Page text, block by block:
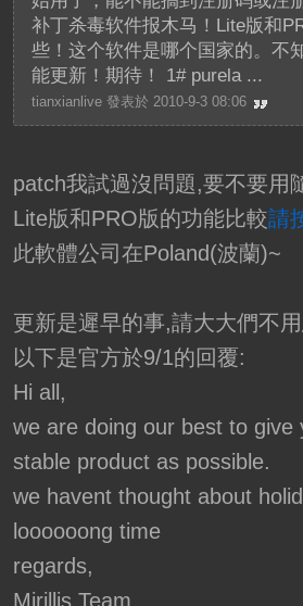
补丁杀毒软件报木马！Lite版和
些！这个软件是哪个国家的。不
能更新！期待！ 1# purela ...
tianxianlive 發表於 2010-9-3 08:06
patch我試過沒問題,要不要用
Lite版和PRO版的功能比較請
此軟體公司在Poland(波蘭)~
更新是遲早的事,請大大們不
以下是官方於9/1的回覆:
Hi all,
we are doing our best to give
stable product as possible.
we havent thought about
loooooong time
regards,
Mirillis Team